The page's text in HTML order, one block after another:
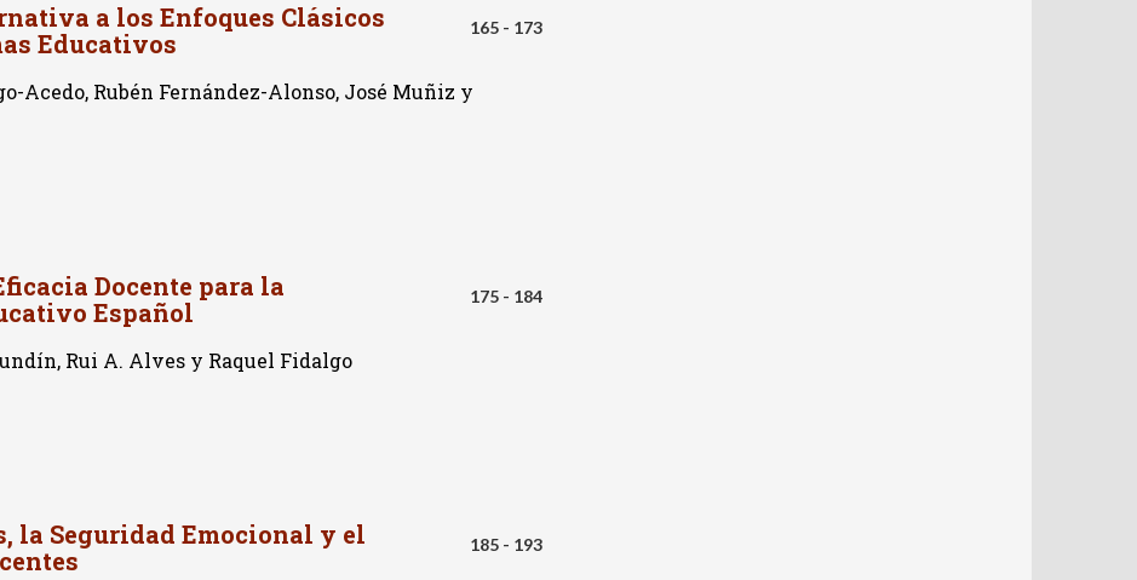
a los Enfoques Clásicos
Educativos
165 - 173
Acedo, Rubén Fernández-Alonso, José Muñiz y
Docente para la
Español
175 - 184
Rui A. Alves y Raquel Fidalgo
la Seguridad Emocional y el
185 - 193